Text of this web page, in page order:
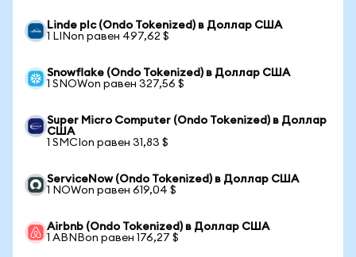
Linde plc (Ondo Tokenized) в Доллар США
1 LINon равен 497,62 $
Snowflake (Ondo Tokenized) в Доллар США
1 SNOWon равен 327,56 $
Super Micro Computer (Ondo Tokenized) в Доллар
США
1 SMCIon равен 31,83 $
ServiceNow (Ondo Tokenized) в Доллар США
1 NOWon равен 619,04 $
Airbnb (Ondo Tokenized) в Доллар США
1 ABNBon равен 176,27 $